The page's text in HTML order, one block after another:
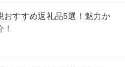
おすすめ返礼品5選！魅力か